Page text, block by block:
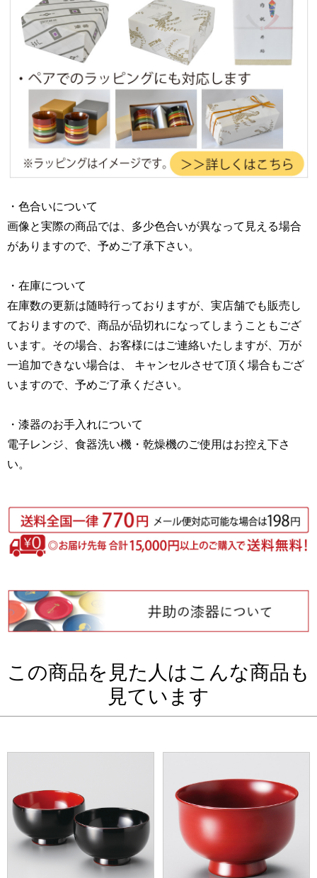
・色合いについて
画像と実際の商品では、多少色合いが異なって見える場合
がありますので、予めご了承下さい。
・在庫について
在庫数の更新は随時行っておりますが、実店舗でも販売し
ておりますので、商品が品切れになってしまうこともござ
います。その場合、お客様にはご連絡いたしますが、万が
一追加できない場合は、 キャンセルさせて頂く場合もござ
いますので、予めご了承ください。
・漆器のお手入れについて
電子レンジ、食器洗い機・乾燥機のご使用はお控え下さ
い。
この商品を見た人はこんな商品も
見ています